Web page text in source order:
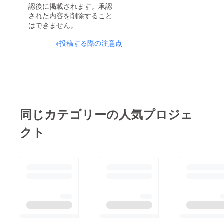
認後に掲載されます。承認
された内容を削除すること
はできません。
※投稿する際の注意点
同じカテゴリーの人気プロジェ
クト